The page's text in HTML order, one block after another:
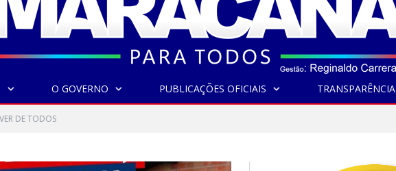
O GOVERNO PUBLICAÇÕES OFICIAIS TRANSPARÊNCIA
DE TODOS